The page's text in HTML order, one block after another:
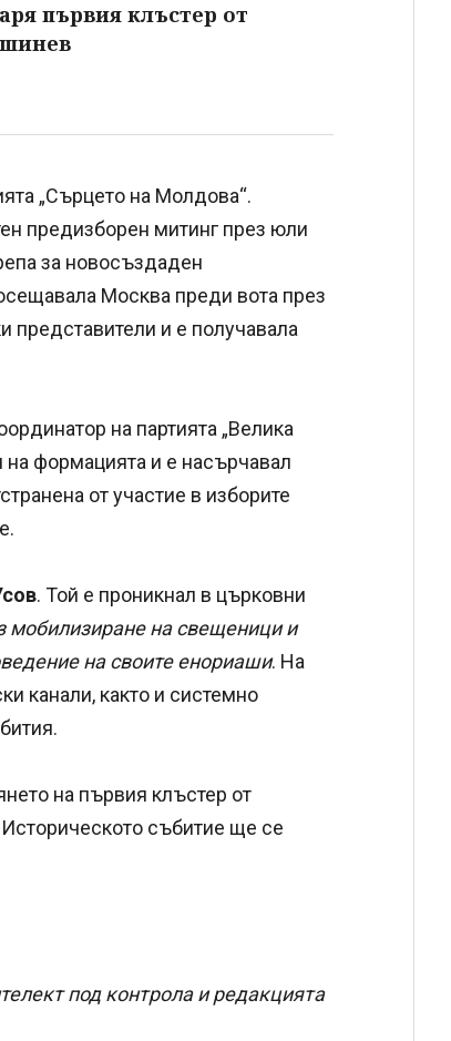
първия клъстер от
„Сърцето на Молдова“.
предизборен митинг през юли
за новосъздаден
Москва преди вота през
представители и е получавала
на партията „Велика
формацията и е насърчавал
от участие в изборите
. Той е проникнал в църковни
мобилизиране на свещеници и
на своите енориаши. На
канали, както и системно
на първия клъстер от
събитие ще се
под контрола и редакцията